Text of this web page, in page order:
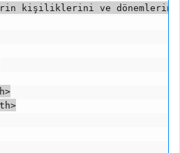
kişiliklerini ve